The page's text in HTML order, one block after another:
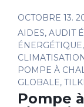
OCTOBRE 13.
AIDES, AUDIT
ÉNERGÉTIQUE,
CLIMATISATION
POMPE À
GLOBALE,
Pompe